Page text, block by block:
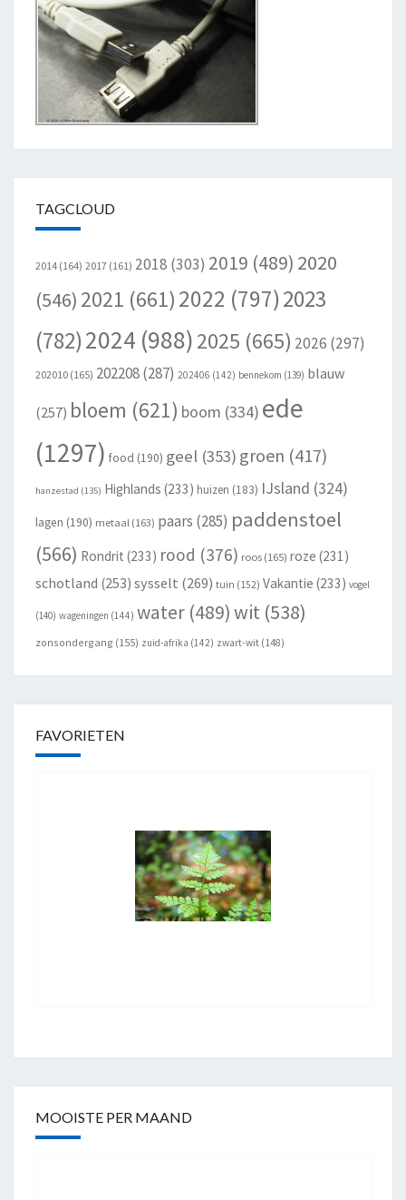
TAGCLOUD
2014 (164) 2017 (161) 2018 (303) 2019 (489) 2020
(546) 2021 (661) 2022 (797)2023
(782)2024 (988) 2025 (665) 2026 (297)
202010 (165) 202208(287) 202406 (142) bennekom (139) blauw
(257) bloem (621) boom (334) ede
(1297) food (190) geel (353) groen (417)
hanzestad (135) Highlands (233) huizen (183) IJsland (324)
lagen (190) metaal (163) paars (285) paddenstoel
(566) Rondrit (233) rood (376) roos (165) roze (231)
schotland (253) sysselt (269) tuin (152) Vakantie (233) vogel
(140) wageningen (144) water (489)wit (538)
zonsondergang (155) zuid-afrika (142) zwart-wit (148)
FAVORIETEN
MOOISTE PER MAAND